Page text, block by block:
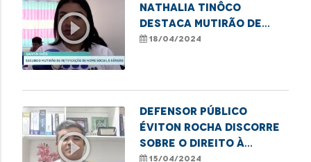
play_circle_outline
Nathalia Tinôco
destaca mutirão de
retificação de nome e
18/04/2024
play_circle_outline
Defensor público
Éviton Rocha discorre
sobre o direito à
moradia e insegurança
15/04/2024